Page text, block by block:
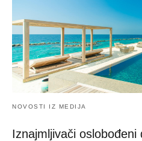
NOVOSTI IZ MEDIJA
Iznajmljivači